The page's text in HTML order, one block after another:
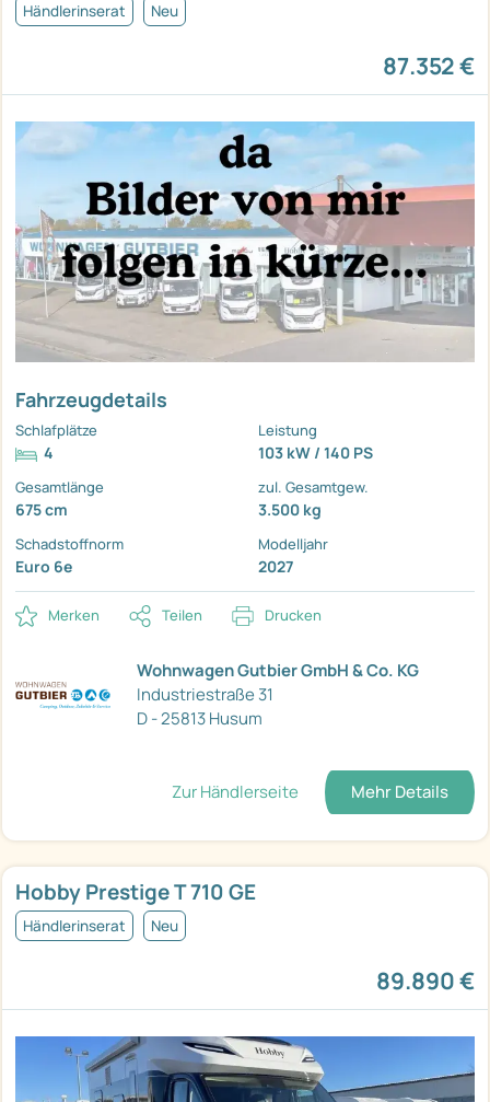
Händlerinserat Neu
87.352 €
Fahrzeugdetails
Schlafplätze
4
Leistung
103 kW / 140 PS
Gesamtlänge
675 cm
zul. Gesamtgew.
3.500 kg
Schadstoffnorm
Euro 6e
Modelljahr
2027
Merken Teilen Drucken
Wohnwagen Gutbier GmbH & Co. KG
Industriestraße 31
D - 25813 Husum
Zur Händlerseite Mehr Details
Hobby Prestige T 710 GE
Händlerinserat Neu
89.890 €